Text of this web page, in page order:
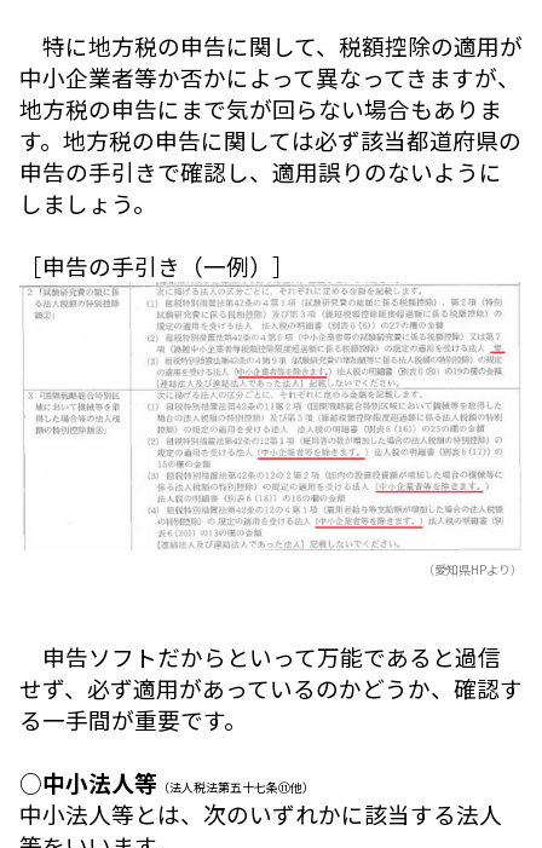
特に地方税の申告に関して、税額控除の適用が
中小企業者等か否かによって異なってきますが、
地方税の申告にまで気が回らない場合もありま
す。地方税の申告に関しては必ず該当都道府県の
申告の手引きで確認し、適用誤りのないように
しましょう。
［申告の手引き（一例）］
（愛知県HPより）
申告ソフトだからといって万能であると過信
せず、必ず適用があっているのかどうか、確認す
る一手間が重要です。
○中小法人等 （法人税法第五十七条⑪他）
中小法人等とは、次のいずれかに該当する法人